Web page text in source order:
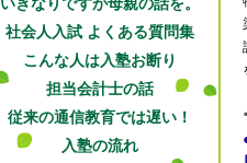
いきなりですが母親の話を。
社会人入試 よくある質問集
こんな人は入塾お断り
担当会計士の話
従来の通信教育では遅い！
入塾の流れ